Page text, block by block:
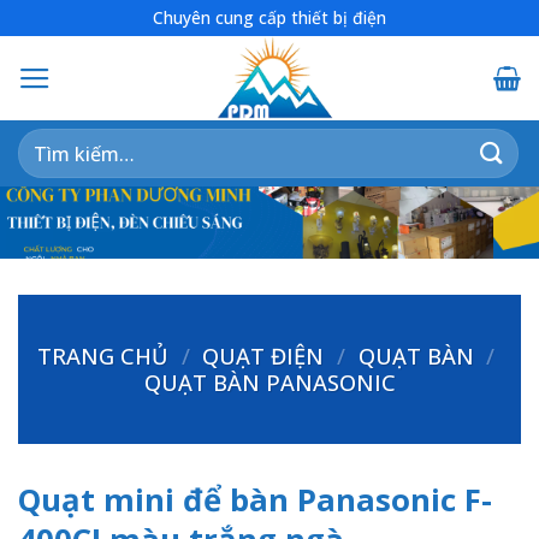
content
Chuyên cung cấp thiết bị điện
Tìm
kiếm:
TRANG CHỦ / QUẠT ĐIỆN / QUẠT BÀN /
QUẠT BÀN PANASONIC
Quạt mini để bàn Panasonic F-